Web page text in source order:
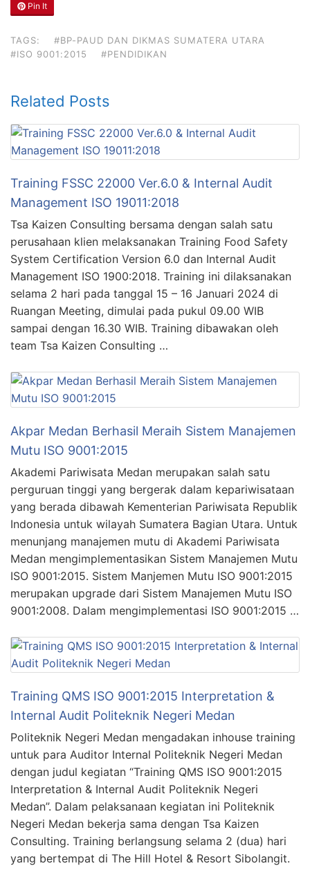
Pin It
TAGS:
#BP-PAUD DAN DIKMAS SUMATERA UTARA
#ISO 9001:2015
#PENDIDIKAN
Related Posts
Training FSSC 22000 Ver.6.0 & Internal Audit
Management ISO 19011:2018
Tsa Kaizen Consulting bersama dengan salah satu
perusahaan klien melaksanakan Training Food Safety
System Certification Version 6.0 dan Internal Audit
Management ISO 1900:2018. Training ini dilaksanakan
selama 2 hari pada tanggal 15 – 16 Januari 2024 di
Ruangan Meeting, dimulai pada pukul 09.00 WIB
sampai dengan 16.30 WIB. Training dibawakan oleh
team Tsa Kaizen Consulting …
Akpar Medan Berhasil Meraih Sistem Manajemen
Mutu ISO 9001:2015
Akademi Pariwisata Medan merupakan salah satu
perguruan tinggi yang bergerak dalam kepariwisataan
yang berada dibawah Kementerian Pariwisata Republik
Indonesia untuk wilayah Sumatera Bagian Utara. Untuk
menunjang manajemen mutu di Akademi Pariwisata
Medan mengimplementasikan Sistem Manajemen Mutu
ISO 9001:2015. Sistem Manjemen Mutu ISO 9001:2015
merupakan upgrade dari Sistem Manajemen Mutu ISO
9001:2008. Dalam mengimplementasi ISO 9001:2015 …
Training QMS ISO 9001:2015 Interpretation &
Internal Audit Politeknik Negeri Medan
Politeknik Negeri Medan mengadakan inhouse training
untuk para Auditor Internal Politeknik Negeri Medan
dengan judul kegiatan “Training QMS ISO 9001:2015
Interpretation & Internal Audit Politeknik Negeri
Medan”. Dalam pelaksanaan kegiatan ini Politeknik
Negeri Medan bekerja sama dengan Tsa Kaizen
Consulting. Training berlangsung selama 2 (dua) hari
yang bertempat di The Hill Hotel & Resort Sibolangit.